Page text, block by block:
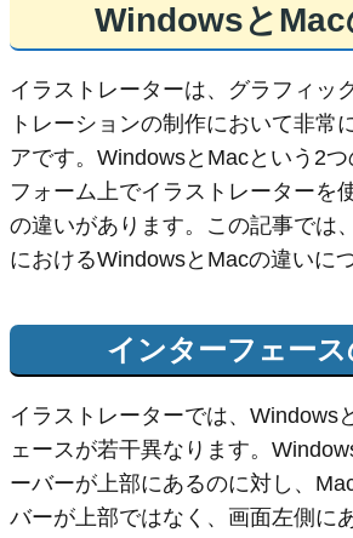
WindowsとMac
イラストレーターは、グラフィッ
トレーションの制作において非常
アです。WindowsとMacという2
フォーム上でイラストレーターを
の違いがあります。この記事では
におけるWindowsとMacの違いに
インターフェー
イラストレーターでは、Windows
ェースが若干異なります。
ーバーが上部にあるのに対し、
バーが上部ではなく、画面左側に